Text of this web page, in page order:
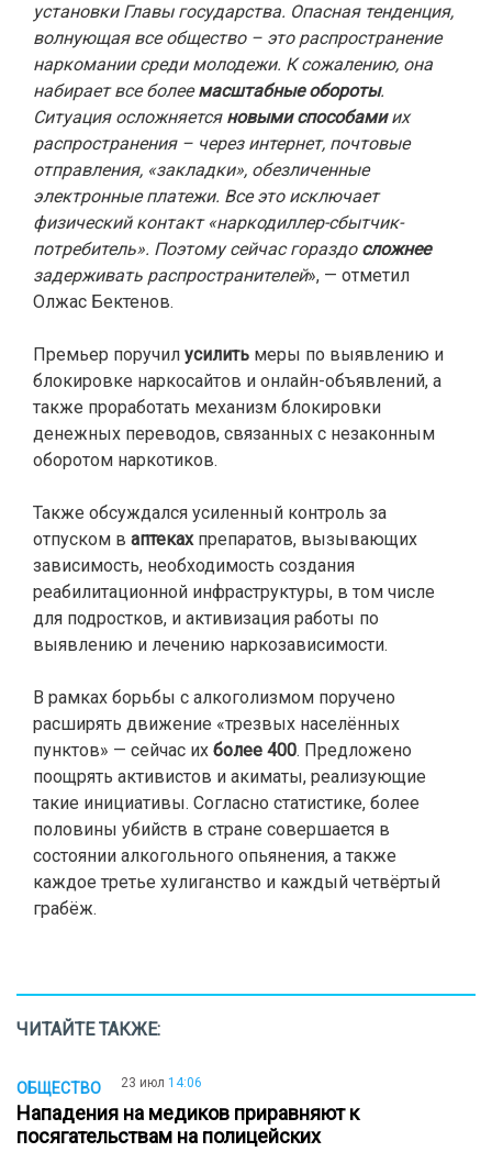
установки Главы государства. Опасная тенденция,
волнующая все общество – это распространение
наркомании среди молодежи. К сожалению, она
набирает все болеемасштабные обороты.
Ситуация осложняется новыми способамиих
распространения – через интернет, почтовые
отправления, «закладки», обезличенные
электронные платежи. Все это исключает
физический контакт «наркодиллер-сбытчик-
потребитель». Поэтому сейчас гораздо сложнее
задерживать распространителей», — отметил
Олжас Бектенов.
Премьер поручил усилить меры по выявлению и
блокировке наркосайтов и онлайн-объявлений, а
также проработать механизм блокировки
денежных переводов, связанных с незаконным
оборотом наркотиков.
Также обсуждался усиленный контроль за
отпуском в аптекахпрепаратов, вызывающих
зависимость, необходимость создания
реабилитационной инфраструктуры, в том числе
для подростков, и активизация работы по
выявлению и лечению наркозависимости.
В рамках борьбы с алкоголизмом поручено
расширять движение «трезвых населённых
пунктов» — сейчас их более 400. Предложено
поощрять активистов и акиматы, реализующие
такие инициативы. Согласно статистике, более
половины убийств в стране совершается в
состоянии алкогольного опьянения, а также
каждое третье хулиганство и каждый четвёртый
грабёж.
ЧИТАЙТЕ ТАКЖЕ:
ОБЩЕСТВО 23 июл 14:06
Нападения на медиков приравняют к
посягательствам на полицейских